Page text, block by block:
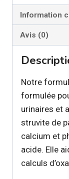
pour
Information
Avis (0)
Notre
formulée
urinaires et
struvite de
calcium et
acide. Elle
calculs